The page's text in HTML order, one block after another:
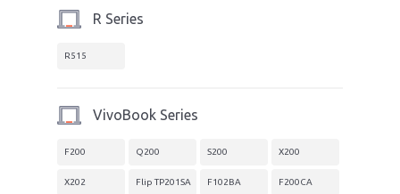
R Series
R515
VivoBook Series
F200 Q200 S200 X200
X202 Flip TP201SA F102BA F200CA